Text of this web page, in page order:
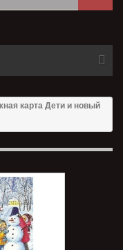
карта Дети и новый